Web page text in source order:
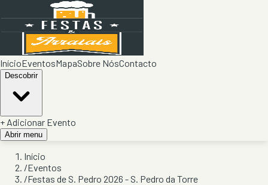
InícioEventosMapaSobre NósContacto
Descobrir
+ Adicionar Evento
Abrir menu
Início
/Eventos
/Festas de S. Pedro 2026 - S. Pedro da Torre